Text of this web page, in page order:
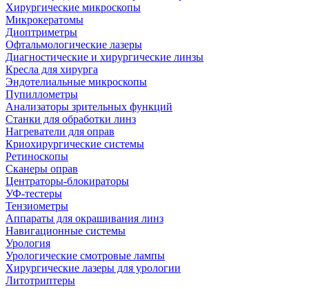
Хирургические микроскопы
Микрокератомы
Диоптриметры
Офтальмологические лазеры
Диагностические и хирургические линзы
Кресла для хирурга
Эндотелиальные микроскопы
Пупиллометры
Анализаторы зрительных функций
Станки для обработки линз
Нагреватели для оправ
Криохирургические системы
Ретиноскопы
Сканеры оправ
Центраторы-блокираторы
УФ-тестеры
Тензиометры
Аппараты для окрашивания линз
Навигационные системы
Урология
Урологические смотровые лампы
Хирургические лазеры для урологии
Литотриптеры